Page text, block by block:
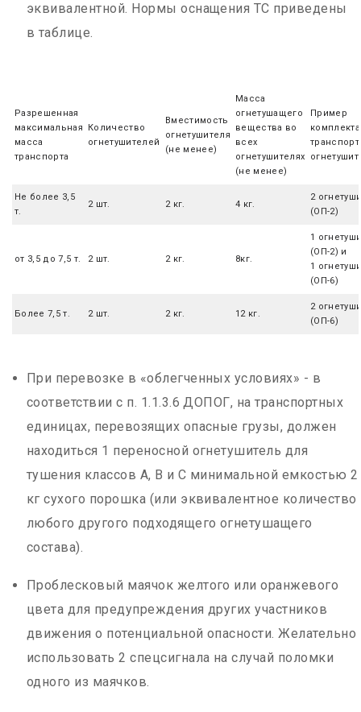
эквивалентной. Нормы оснащения ТС приведены
в таблице.
Разрешенная
максимальная
масса
транспорта
Количество
огнетушителей
Вместимость
огнетушителя
(не менее)
Масса
огнетушащего
вещества во
всех
огнетушителях
(не менее)
Пример
Не более 3,5
т.
2 шт. 2 кг. 4 кг.
2
(ОП-2)
от 3,5 до 7,5 т. 2 шт. 2 кг. 8кг.
1
(ОП-2) и
1
(ОП-6)
Более 7,5 т. 2 шт. 2 кг. 12 кг.
2
(ОП-6)
При перевозке в «облегченных условиях» - в
соответствии с п. 1.1.3.6 ДОПОГ, на транспортных
единицах, перевозящих опасные грузы, должен
находиться 1 переносной огнетушитель для
тушения классов А, В и С минимальной емкостью 2
кг сухого порошка (или эквивалентное количество
любого другого подходящего огнетушащего
состава).
Проблесковый маячок желтого или оранжевого
цвета для предупреждения других участников
движения о потенциальной опасности. Желательно
использовать 2 спецсигнала на случай поломки
одного из маячков.